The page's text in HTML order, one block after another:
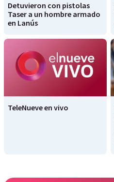
Detuvieron con pistolas
Taser a un hombre armado
en Lanús
TeleNueve en vivo